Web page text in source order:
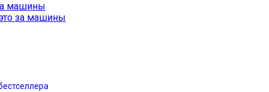
машины
за машины